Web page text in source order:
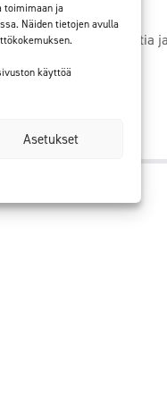
toimimaan ja
Näiden tietojen avulla
käyttöä
Asetukset
ympäristönäkökohtia